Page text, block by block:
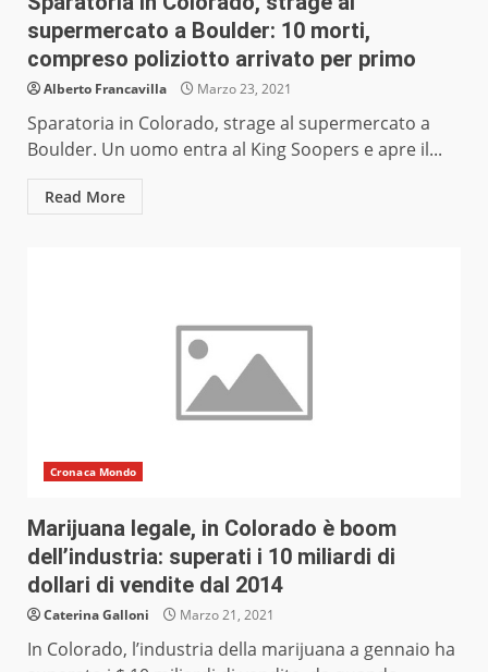
supermercato a Boulder: 10 morti,
compreso poliziotto arrivato per primo
Alberto Francavilla Marzo 23, 2021
Sparatoria in Colorado, strage al supermercato a
Boulder. Un uomo entra al King Soopers e apre il...
Read More
Cronaca Mondo
Marijuana legale, in Colorado è boom
dell’industria: superati i 10 miliardi di
dollari di vendite dal 2014
Caterina Galloni Marzo 21, 2021
In Colorado, l’industria della marijuana a gennaio ha